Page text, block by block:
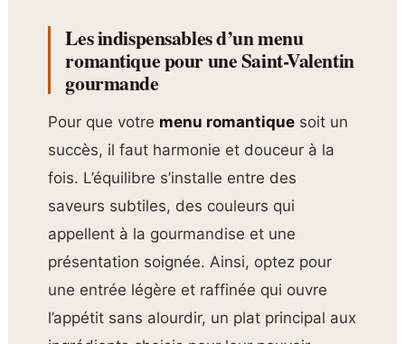
Les indispensables d’un menu
romantique pour une Saint-Valentin
gourmande
Pour que votre menu romantique soit un
succès, il faut harmonie et douceur à la
fois. L’équilibre s’installe entre des
saveurs subtiles, des couleurs qui
appellent à la gourmandise et une
présentation soignée. Ainsi, optez pour
une entrée légère et raffinée qui ouvre
l’appétit sans alourdir, un plat principal aux